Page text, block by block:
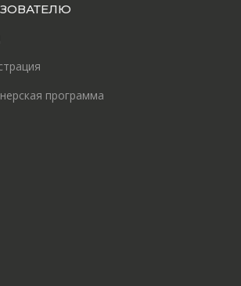
программа